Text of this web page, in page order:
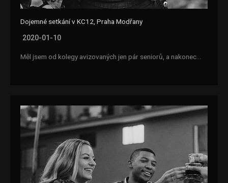
Dojemné setkání v KC12, Praha Modřany
2020-01-10
Měl jsem od kolegy avizovaných jen pár seniorů, a nakonec…